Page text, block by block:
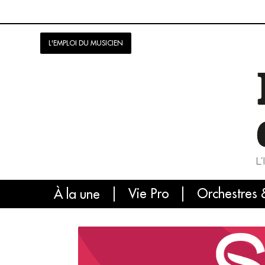
L'EMPLOI DU MUSICIEN
À la une Vie Pro Orchestres